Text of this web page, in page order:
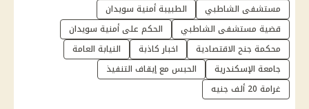
مستشفى الشاطبي
الطبيبة أمنية سويدان
قضية مستشفى الشاطبي
الحكم على أمنية سويدان
محكمة جنح الاقتصادية
اخبار كاذبة
النيابة العامة
جامعة الإسكندرية
الحبس مع إيقاف التنفيذ
غرامة 20 ألف جنيه